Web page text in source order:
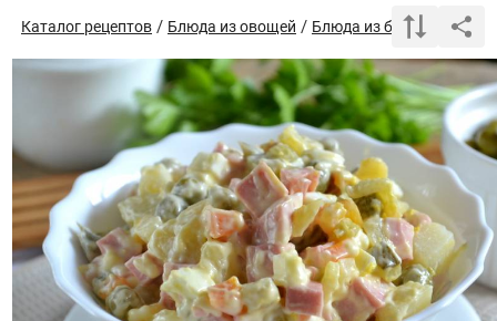
Каталог рецептов / Блюда из овощей / Блюда из бобовых /